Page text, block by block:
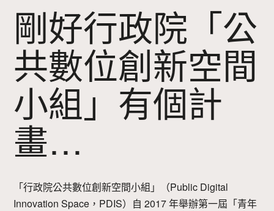
剛好行政院「公
共數位創新空間
小組」有個計
畫…
「行政院公共數位創新空間小組」（Public Digital
Innovation Space，PDIS）自 2017 年舉辦第一屆「青年